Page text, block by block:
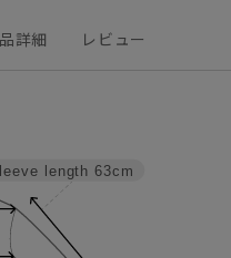
詳細 レビュー
length 63cm